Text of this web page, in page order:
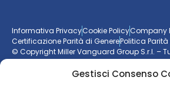
Gestisci Consenso
Informativa PrivacyCookie PolicyCompany
Certificazione Parità di GenerePolitica
© Copyright Miller Vanguard Group S.r.l. –